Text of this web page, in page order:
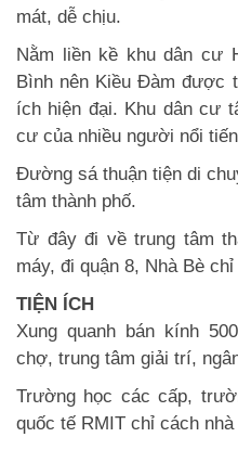
mát, dễ chịu.
Nằm liền kề khu dân cư
Bình nên Kiều Đàm được
ích hiện đại. Khu dân cư
cư của nhiều người nổi
Đường sá thuận tiện di
tâm thành phố.
Từ đây đi về trung tâm
máy, đi quận 8, Nhà Bè chỉ
TIỆN ÍCH
Xung quanh bán kính
chợ, trung tâm giải trí,
Trường học các cấp,
quốc tế RMIT chỉ cách